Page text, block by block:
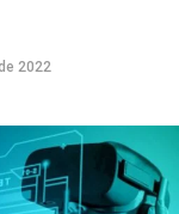
2022